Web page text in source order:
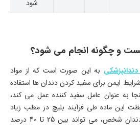
شود
و چگونه انجام می شود؟
به این صورت است که از مواد
ایمن برای سفید کردن دندان ها استفاده
به عنوان عامل سفید کننده عمل می کند،
این ماده طی فرآیند بلیچ در مطب زیاد
است و بسته به وضعیت دندان شخص، می تواند بین 25 تا 40 درصد